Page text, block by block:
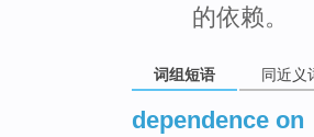
的依赖。
词组短语 同近义
dependence on